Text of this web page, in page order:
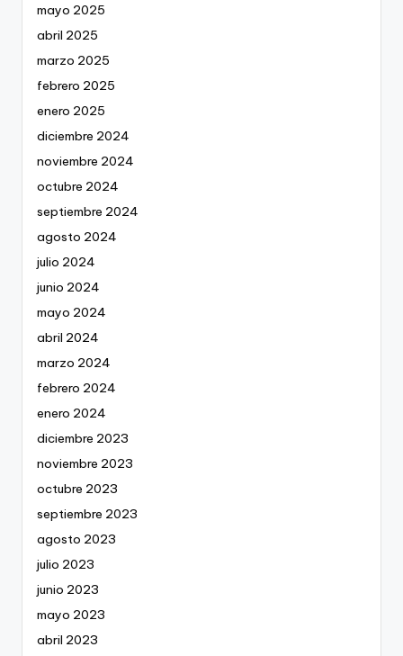
mayo 2025
abril 2025
marzo 2025
febrero 2025
enero 2025
diciembre 2024
noviembre 2024
octubre 2024
septiembre 2024
agosto 2024
julio 2024
junio 2024
mayo 2024
abril 2024
marzo 2024
febrero 2024
enero 2024
diciembre 2023
noviembre 2023
octubre 2023
septiembre 2023
agosto 2023
julio 2023
junio 2023
mayo 2023
abril 2023